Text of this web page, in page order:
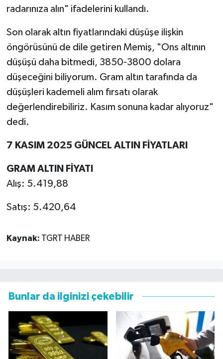
radarınıza alın" ifadelerini kullandı.
Son olarak altın fiyatlarındaki düşüşe ilişkin
öngörüsünü de dile getiren Memiş, "Ons altının
düşüşü daha bitmedi, 3850-3800 dolara
düşeceğini biliyorum. Gram altın tarafında da
düşüşleri kademeli alım fırsatı olarak
değerlendirebiliriz. Kasım sonuna kadar alıyoruz"
dedi.
7 KASIM 2025 GÜNCEL ALTIN FİYATLARI
GRAM ALTIN FİYATI
Alış: 5.419,88
Satış: 5.420,64
Kaynak: TGRT HABER
Bunlar da ilginizi çekebilir